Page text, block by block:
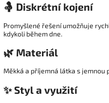
🤱 Diskrétní kojení
Promyšlené řešení umožňuje
kdykoli během dne.
🌿 Materiál
Měkká a příjemná látka s
✨ Styl a využití